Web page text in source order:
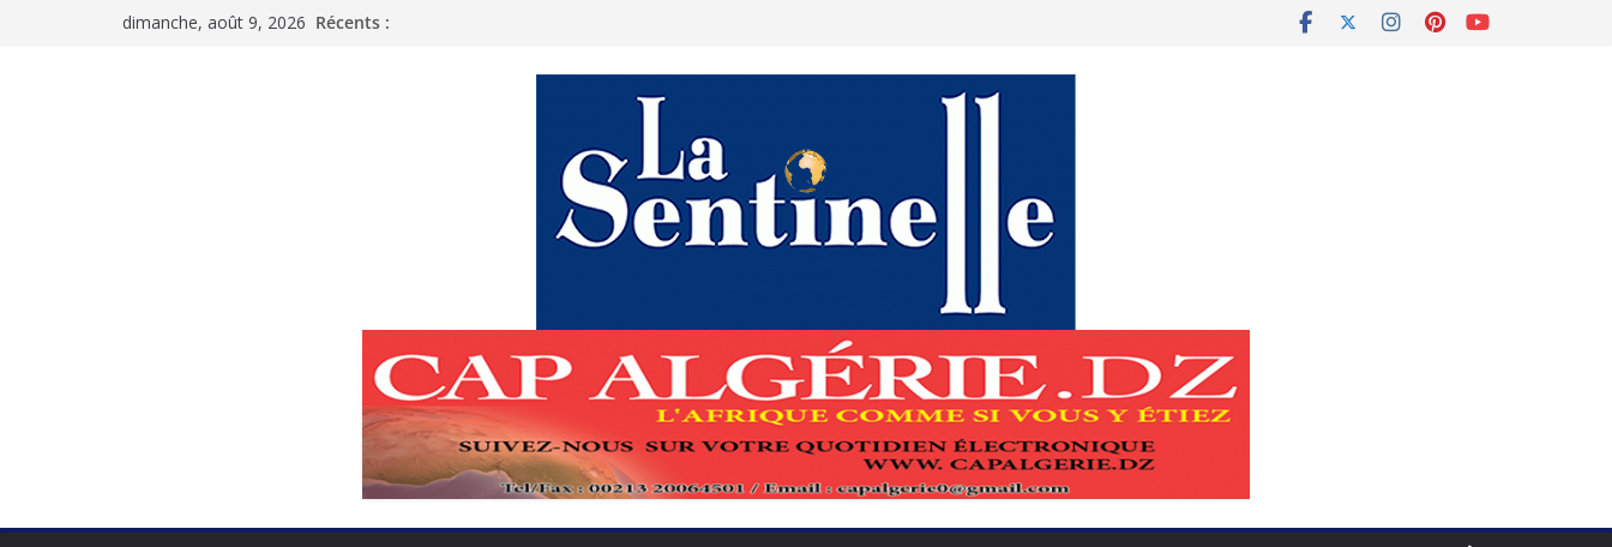
dimanche, août 9, 2026 Récents :